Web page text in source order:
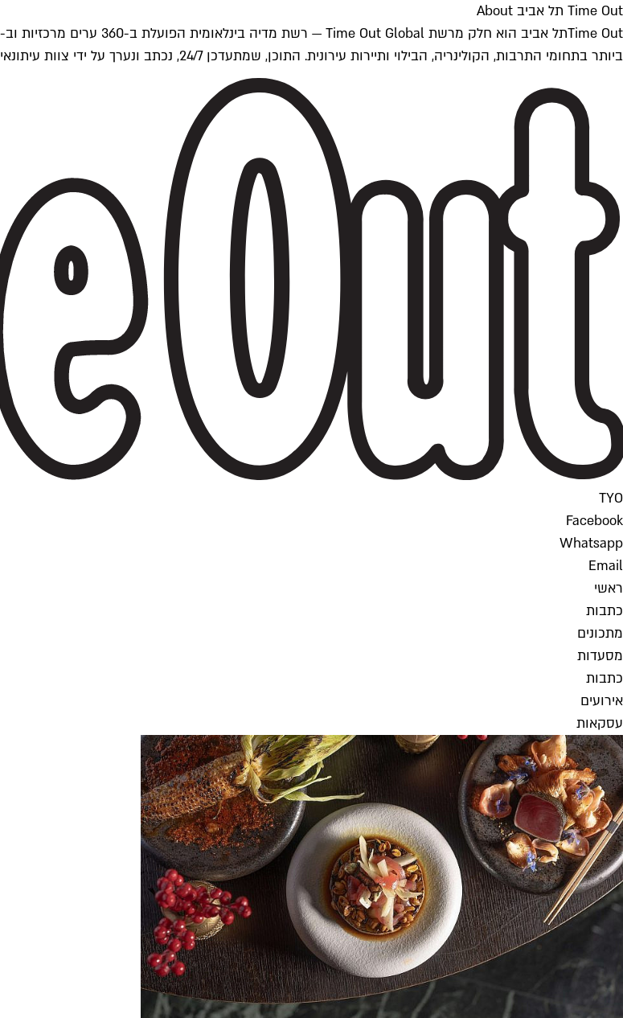
Time Out תל אביב About
ביותר בתחומי התרבות, הקולינריה, הבילוי ותיירות עירונית. התוכן, שמתעדכן 24/7, נכתב ונערך על ידי צוות עיתונאים מקצועי מקומי בישראל, בהתאם לסטנדרטים של Time Out העולמית.
TYO
Facebook
Whatsapp
Email
ראשי
כתבות
מתכונים
מסעדות
כתבות
אירועים
עסקאות